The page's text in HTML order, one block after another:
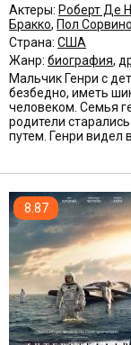
Актеры: Роберт Де
Бракко, Пол Сорвино
Страна: США
Жанр: биография,
Мальчик Генри с
безбедно, иметь
человеком. Семья
родители
путем. Генри видел
8.87